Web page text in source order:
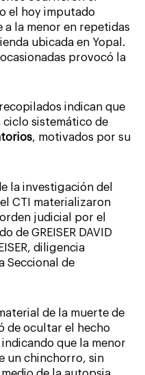
el hoy imputado
la menor en repetidas
ubicada en Yopal.
provocó la
indican que
ciclo sistemático de
, motivados por su
la investigación del
CTI materializaron
judicial por el
de GREISER DAVID
diligencia
Seccional de
de la muerte de
de ocultar el hecho
que la menor
un chinchorro, sin